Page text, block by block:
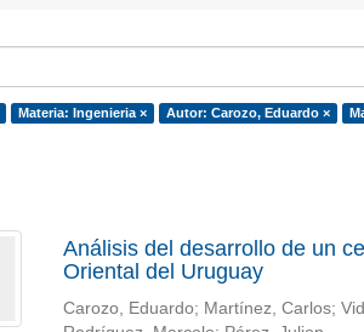
Materia: Ingenieria × Autor: Carozo, Eduardo ×
Análisis del desarrollo de un
Oriental del Uruguay
Carozo, Eduardo; Martínez, Carlos;